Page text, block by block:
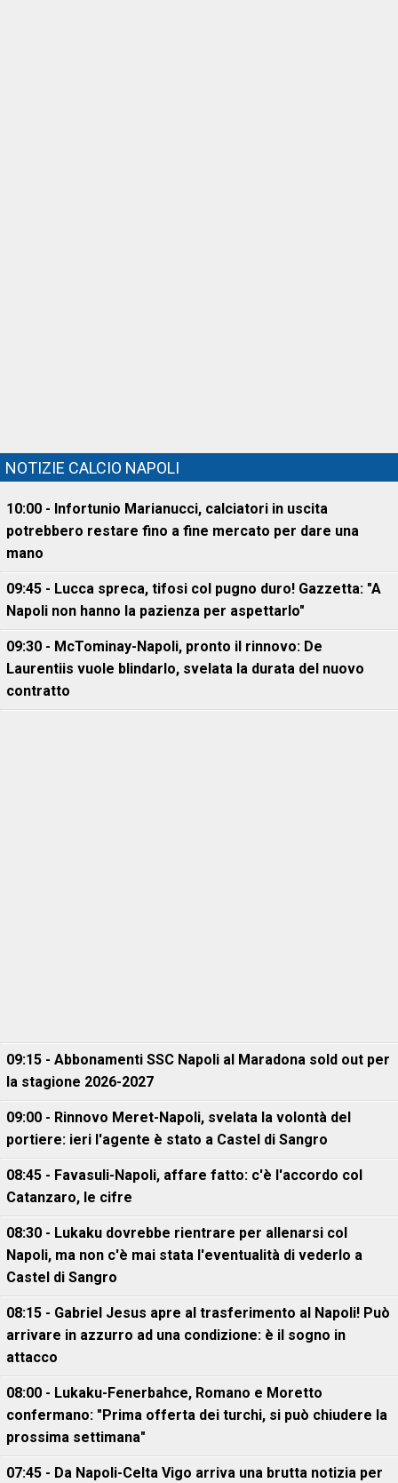
NOTIZIE CALCIO NAPOLI
10:00 - Infortunio Marianucci, calciatori in uscita
potrebbero restare fino a fine mercato per dare una
mano
09:45 - Lucca spreca, tifosi col pugno duro! Gazzetta: "A
Napoli non hanno la pazienza per aspettarlo"
09:30 - McTominay-Napoli, pronto il rinnovo: De
Laurentiis vuole blindarlo, svelata la durata del nuovo
contratto
09:15 - Abbonamenti SSC Napoli al Maradona sold out per
la stagione 2026-2027
09:00 - Rinnovo Meret-Napoli, svelata la volontà del
portiere: ieri l'agente è stato a Castel di Sangro
08:45 - Favasuli-Napoli, affare fatto: c'è l'accordo col
Catanzaro, le cifre
08:30 - Lukaku dovrebbe rientrare per allenarsi col
Napoli, ma non c'è mai stata l'eventualità di vederlo a
Castel di Sangro
08:15 - Gabriel Jesus apre al trasferimento al Napoli! Può
arrivare in azzurro ad una condizione: è il sogno in
attacco
08:00 - Lukaku-Fenerbahce, Romano e Moretto
confermano: "Prima offerta dei turchi, si può chiudere la
prossima settimana"
07:45 - Da Napoli-Celta Vigo arriva una brutta notizia per